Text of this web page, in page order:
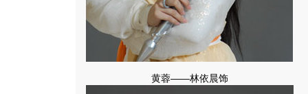
黄蓉――林依晨饰